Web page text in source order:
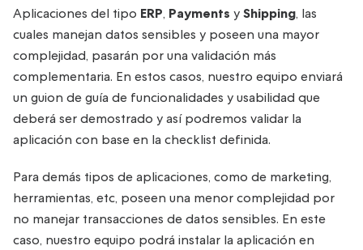
Aplicaciones del tipo ERP, Payments yShipping, las
cuales manejan datos sensibles y poseen una mayor
complejidad, pasarán por una validación más
complementaria. En estos casos, nuestro equipo enviará
un guion de guía de funcionalidades y usabilidad que
deberá ser demostrado y así podremos validar la
aplicación con base en la checklist definida.
Para demás tipos de aplicaciones, como de marketing,
herramientas, etc, poseen una menor complejidad por
no manejar transacciones de datos sensibles. En este
caso, nuestro equipo podrá instalar la aplicación en